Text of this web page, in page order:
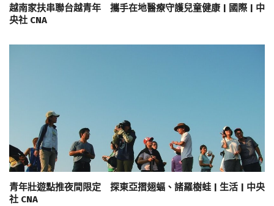
越南家扶串聯台越青年 攜手在地醫療守護兒童健康 | 國際 | 中
央社 CNA
青年壯遊點推夜間限定 探東亞摺翅蝠、諸羅樹蛙 | 生活 | 中央
社 CNA